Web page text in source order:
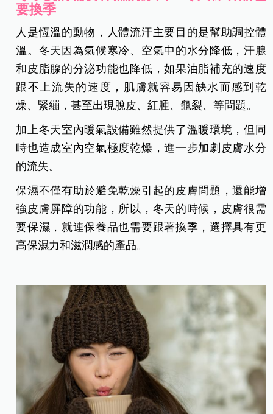
要換季
人是恆溫的動物，人體流汗主要目的是幫助調控體
溫。冬天因為氣候寒冷、空氣中的水分降低，汗腺
和皮脂腺的分泌功能也降低，如果油脂補充的速度
跟不上流失的速度，肌膚就容易因缺水而感到乾
燥、緊繃，甚至出現脫皮、紅腫、龜裂、等問題。
加上冬天室內暖氣設備雖然提供了溫暖環境，但同
時也造成室內空氣極度乾燥，進一步加劇皮膚水分
的流失。
保濕不僅有助於避免乾燥引起的皮膚問題，還能增
強皮膚屏障的功能，所以，冬天的時候，皮膚很需
要保濕，就連保養品也需要跟著換季，選擇具有更
高保濕力和滋潤感的產品。